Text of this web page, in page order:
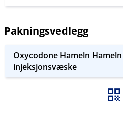
Pakningsvedlegg
Oxycodone Hameln
injeksjonsvæske